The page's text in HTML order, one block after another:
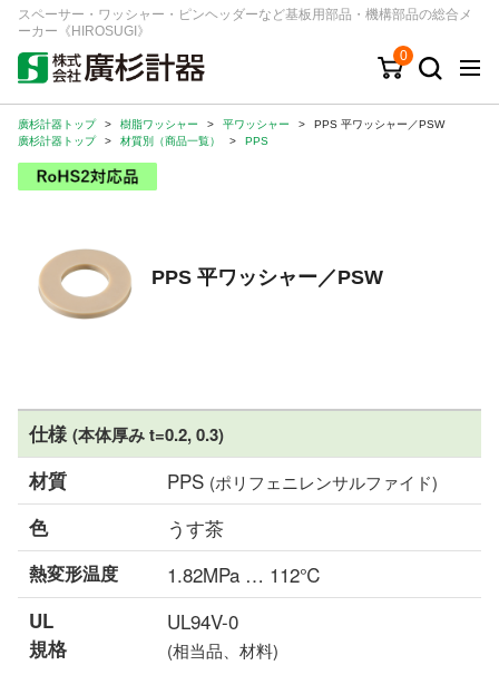
スペーサー・ワッシャー・ピンヘッダーなど基板用部品・機構部品の総合メ
ーカー《HIROSUGI》
0
キーワード 品番/シリーズ
商品カテゴリから探す
ジャンルから探す
シリーズから探す
ご利用ガイド
お問い合わせ窓口
会社情報
廣杉計器トップ > 樹脂ワッシャー > 平ワッシャー >
PPS 平ワッシャー／PSW
廣杉計器トップ
> 材質別（商品一覧） > PPS
PPS 平ワッシャー／PSW
仕様(本体厚み t=0.2, 0.3)
材質 PPS (ポリフェニレンサルファイド)
色 うす茶
熱変形温度 1.82MPa … 112℃
UL
規格
UL94V-0
(相当品、材料)